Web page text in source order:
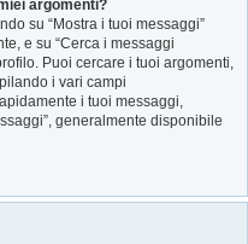
argomenti?
su “Mostra i tuoi messaggi”
e su “Cerca i messaggi
Puoi cercare i tuoi argomenti,
i vari campi
i tuoi messaggi,
generalmente disponibile